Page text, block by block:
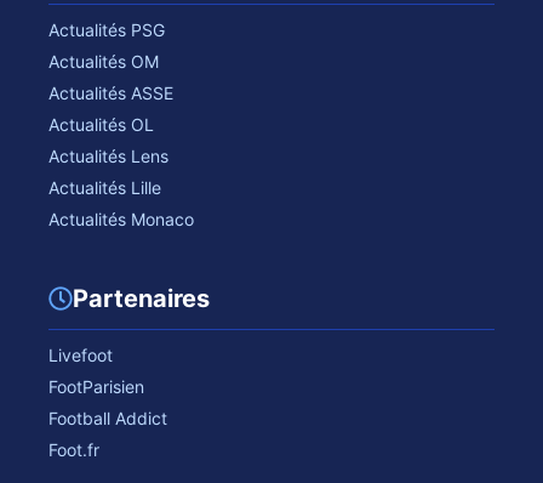
Actualités PSG
Actualités OM
Actualités ASSE
Actualités OL
Actualités Lens
Actualités Lille
Actualités Monaco
Partenaires
Livefoot
FootParisien
Football Addict
Foot.fr